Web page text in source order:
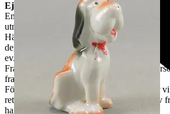
Ej uthämtade paket
En icke uthämtad vara som kommer i retur
utnyttjande av ångerrätt.
Hämtar du inte ut din vara i tid eller angett
den i retur till oss. Vi skickar den igen när
ev. avgifter.
Frakten kan då bli högre än den första
frakten via Tradera är förbrukad.
För ej uthämtade brev eller paket debiterar
returfrakt och avgifter som debiteras oss av
hanteringsavgift på 200 kr.